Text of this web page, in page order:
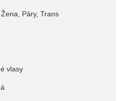
Páry, Trans
vlasy